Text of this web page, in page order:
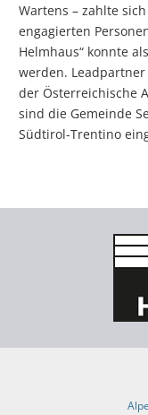
Wartens – zahlte
engagierten
Helmhaus“ konnte
werden.
der Österreichische
sind die Gemeinde
Südtirol-Trentino